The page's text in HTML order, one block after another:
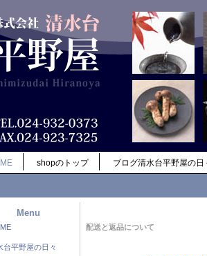
shopのトップ ブログ清水台平野屋の日
Menu
台平野屋の日々
配送と返品について